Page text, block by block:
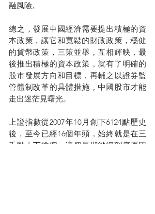
融風險。
總之，發展中國經濟需要提出積極的資
本政策，讓它和寬鬆的財政政策，穩健
的貨幣政策，三策並舉，互相輝映，最
後推出積極的資本政策，就有了明確的
股市發展方向和目標，再輔之以證券監
管體制改革的具體措施，中國股市才能
走出迷茫見曙光。
上證指數從2007年10月創下6124點歷史
後，至今已經16個年頭，始終就是在三
千點上下徘徊，這個長期徘徊到底原因